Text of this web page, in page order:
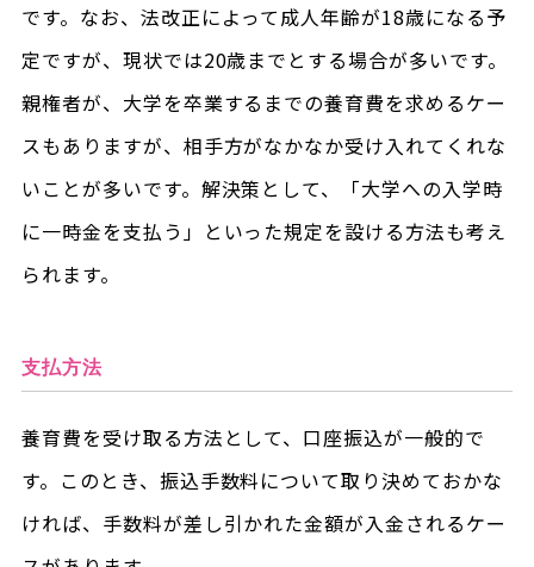
です。なお、法改正によって成人年齢が18歳になる予
定ですが、現状では20歳までとする場合が多いです。
親権者が、大学を卒業するまでの養育費を求めるケー
スもありますが、相手方がなかなか受け入れてくれな
いことが多いです。解決策として、「大学への入学時
に一時金を支払う」といった規定を設ける方法も考え
られます。
支払方法
養育費を受け取る方法として、口座振込が一般的で
す。このとき、振込手数料について取り決めておかな
ければ、手数料が差し引かれた金額が入金されるケー